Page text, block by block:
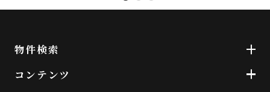
物件検索
コンテンツ